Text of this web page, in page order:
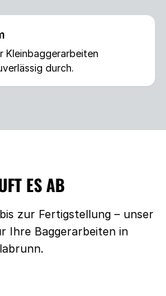
Kleinbaggerarbeiten
durch.
ES AB
zur Fertigstellung – unser
Ihre Baggerarbeiten in